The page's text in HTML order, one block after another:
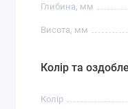
Глибина, мм
Висота, мм
Колір та
Колір